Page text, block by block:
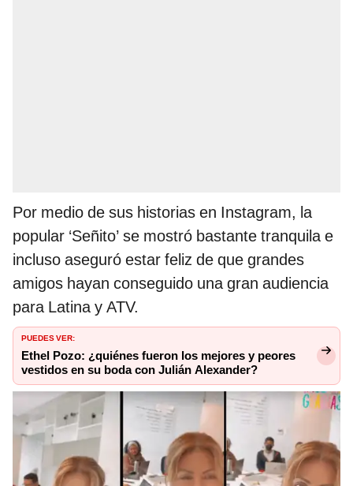
Por medio de sus historias en Instagram, la
popular ‘Señito’ se mostró bastante tranquila e
incluso aseguró estar feliz de que grandes
amigos hayan conseguido una gran audiencia
para Latina y ATV.
PUEDES VER:
Ethel Pozo: ¿quiénes fueron los mejores y peores
vestidos en su boda con Julián Alexander?